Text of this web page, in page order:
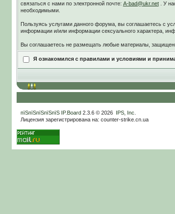
связаться с нами по электронной почте: A-bad@ukr.net. У
необходимыми.
Пользуясь услугами данного форума, вы соглашаетесь c
информации и/или информации сексуального характера,
Вы соглашаетесь не размещать любые материалы,
Я ознакомился с правилами и условиями и
пїЅпїЅпїЅпїЅпїЅ IP.Board2.3.6 © 2026 IPS, Inc
Лицензия зарегистрирована на: counter-strike.cn.ua